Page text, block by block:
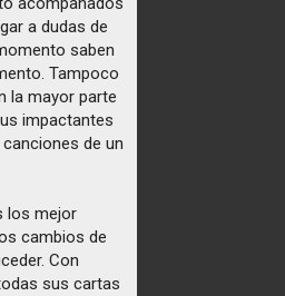
a dudas de
saben
Tampoco
la mayor parte
impactantes
de un
los mejor
cambios de
Con
sus cartas